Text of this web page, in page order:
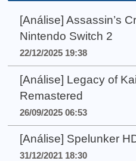
[Análise] Assassin’s
Nintendo Switch 2
22/12/2025 19:38
[Análise] Legacy of
Remastered
26/09/2025 06:53
[Análise] Spelunker
31/12/2021 18:30